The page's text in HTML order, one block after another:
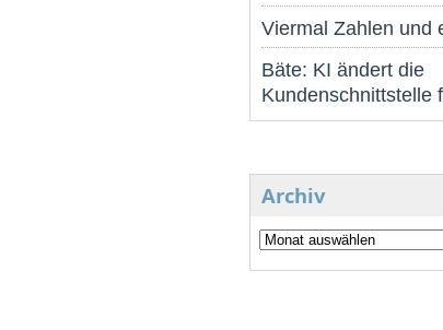
Viermal Zahlen und
Bäte: KI ändert die
Kundenschnittstelle
Archiv